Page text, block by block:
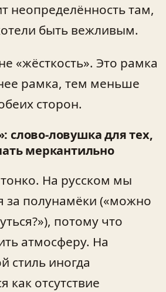
неопределённость там,
быть вежливым.
«жёсткость». Это рамка
рамка, тем меньше
сторон.
слово‑ловушка для тех,
меркантильно
На русском мы
за полунамёки («можно
потому что
атмосферу. На
стиль иногда
как отсутствие